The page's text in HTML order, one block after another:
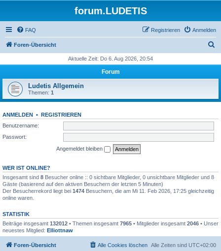
forum.LUDETIS
FAQ Anmelden
Registrieren
Foren-Übersicht
h
Aktuelle Zeit: Do 6. Aug 2026, 20:54
Forum
Ludetis Allgemein
Themen: 1
ANMELDEN • REGISTRIEREN
Benutzername:
Passwort:
Angemeldet bleiben
WER IST ONLINE?
Insgesamt sind 8 Besucher online :: 0 sichtbare Mitglieder, 0 unsichtbare Mitglieder und 8
Gäste (basierend auf den aktiven Besuchern der letzten 5 Minuten)
Der Besucherrekord liegt bei 1474 Besuchern, die am Mi 11. Feb 2026, 17:25 gleichzeitig
online waren.
STATISTIK
Beiträge insgesamt 132012 • Themen insgesamt 7965 • Mitglieder insgesamt 2046 • Unser
neuestes Mitglied: Elliottnaw
Foren-Übersicht Alle Zeiten sind UTC+02:00
Alle Cookies löschen